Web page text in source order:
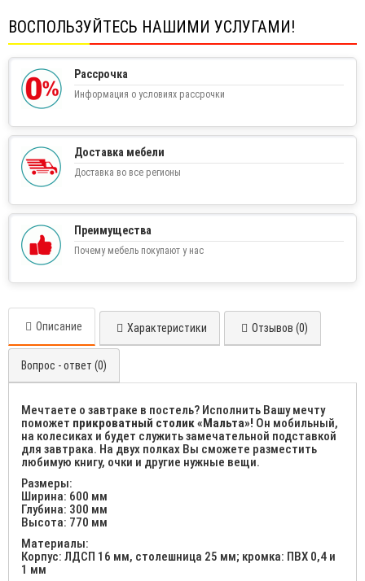
ВОСПОЛЬЗУЙТЕСЬ НАШИМИ УСЛУГАМИ!
Рассрочка
Информация о условиях рассрочки
Доставка мебели
Доставка во все регионы
Преимущества
Почему мебель покупают у нас
Описание Характеристики Отзывов (0)
Вопрос - ответ (0)
Мечтаете о завтраке в постель? Исполнить Вашу мечту
поможет прикроватный столик «Мальта»! Он мобильный,
на колесиках и будет служить замечательной подставкой
для завтрака. На двух полках Вы сможете разместить
любимую книгу, очки и другие нужные вещи.
Размеры:
Ширина: 600 мм
Глубина: 300 мм
Высота: 770 мм
Материалы:
Корпус: ЛДСП 16 мм, столешница 25 мм; кромка: ПВХ 0,4 и
1 мм